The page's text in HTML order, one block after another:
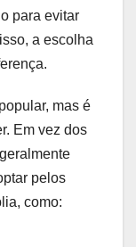
para evitar
a escolha
mas é
Em vez dos
pelos
como: